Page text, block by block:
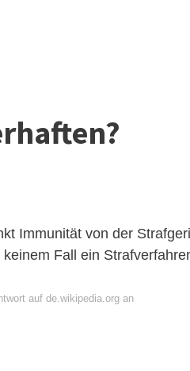
Immunität von der
Fall ein
auf de.wikipedia.org an